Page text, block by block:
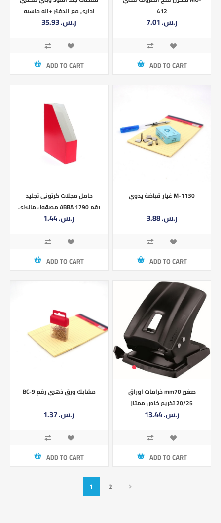
اداري مع الدفتر +اله حاسبه
قفل AAC023-10-15-HH-310
35.93 ر.س.‏
ADD TO CART
412
7.01 ر.س.‏
ADD TO CART
حامل مجلات كرتونى تجليد
مصقول ماليزي ABBA رقم 1790
1.44 ر.س.‏
ADD TO CART
غيار قباضة يدوي M-1130
3.88 ر.س.‏
ADD TO CART
BC-9 مشابك ورق ذهبي رقم
1.37 ر.س.‏
ADD TO CART
خرامات اوراق mm70 صغير
20/25 تخريم خاص ممتاز
MAPED 402311
13.44 ر.س.‏
ADD TO CART
1 2